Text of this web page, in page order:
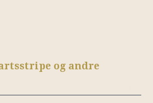
og andre